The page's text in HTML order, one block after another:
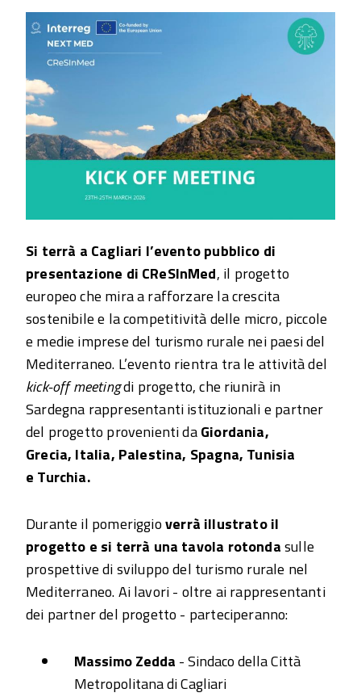
Si terrà a Cagliari l’evento pubblico di
presentazione di CReSInMed, il progetto
europeo che mira a rafforzare la crescita
sostenibile e la competitività delle micro, piccole
e medie imprese del turismo rurale nei paesi del
Mediterraneo. L’evento rientra tra le attività del
kick-off meetingdi progetto, che riunirà in
Sardegna rappresentanti istituzionali e partner
del progetto provenienti daGiordania,
Grecia, Italia, Palestina, Spagna, Tunisia
e Turchia.
Durante il pomeriggioverrà illustrato il
progetto e si terrà una tavola rotondasulle
prospettive di sviluppo del turismo rurale nel
Mediterraneo. Ai lavori - oltre ai rappresentanti
dei partner del progetto - parteciperanno:
Massimo Zedda - Sindaco della Città
Metropolitana di Cagliari